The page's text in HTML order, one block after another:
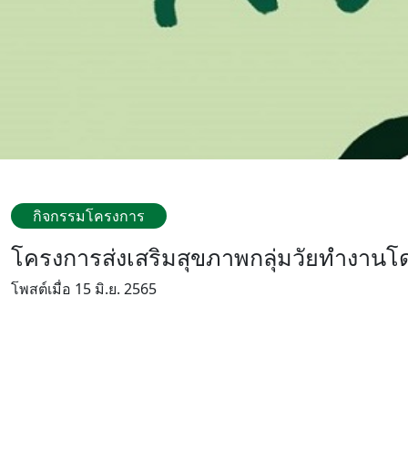
กิจกรรมโครงการ
โครงการส่งเสริมสุขภาพกลุ่มวัยทำงาน
โพสต์เมื่อ 15 มิ.ย. 2565